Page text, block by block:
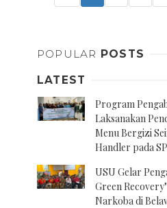
POPULAR POSTS
LATEST
Program
Laksanakan
Menu Bergizi
Handler pada
USU Gelar
Green
Narkoba di